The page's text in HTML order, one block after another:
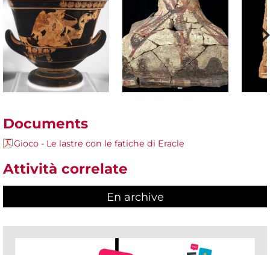
Documents
Gioco - Le lastre con le fatiche di Eracle
Attività correlate
En archive